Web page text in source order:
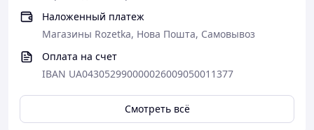
Наложенный платеж
Магазины Rozetka, Нова Пошта, Самовывоз
Оплата на счет
IBAN UA043052990000026009050011377
Смотреть всё